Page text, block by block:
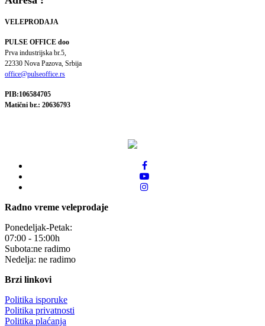
VELEPRODAJA
PULSE OFFICE doo
Prva industrijska br.5,
22330 Nova Pazova, Srbija
office@pulseoffice.rs
PIB:106584705
Matični br.: 20636793
Radno vreme veleprodaje
Ponedeljak-Petak:
07:00 - 15:00h
Subota:ne radimo
Nedelja: ne radimo
Brzi linkovi
Politika isporuke
Politika privatnosti
Politika plaćanja